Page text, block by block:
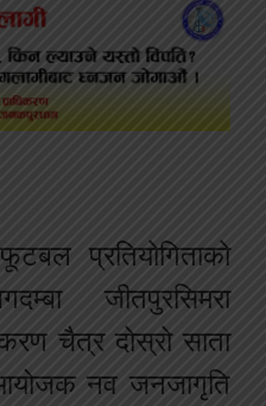
प्रतियोगिताको
जीतपुरसिमरा
चैत्र दोस्रो साता
नव जनजागृति